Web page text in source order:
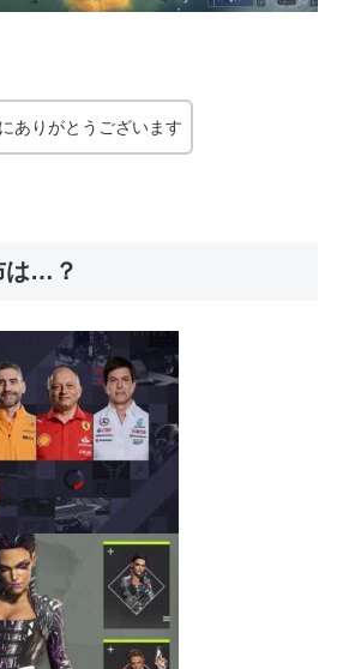
ありがとうございます
は…？